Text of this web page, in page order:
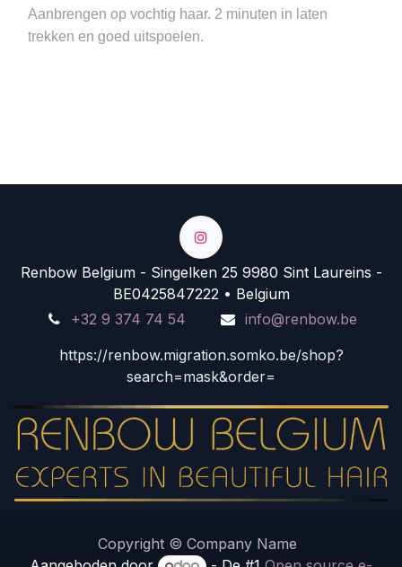
Aanbrengen op vochtig haar. 2 minuten in laten
trekken en goed uitspoelen.
Renbow Belgium - Singelken 25 9980 Sint Laureins -
BE0425847222 • Belgium
+32 9 374 74 54
info@renbow.be
https://renbow.migration.somko.be/shop?
search=mask&order=
Copyright © Company Name